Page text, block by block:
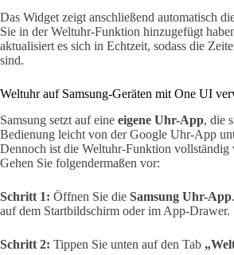
Das Widget zeigt anschließend automatisch
Sie in der Weltuhr-Funktion hinzugefügt
aktualisiert es sich in Echtzeit, sodass die
sind.
Weltuhr auf Samsung-Geräten mit One UI
Samsung setzt auf eine eigene Uhr-App, die
Bedienung leicht von der Google Uhr-App
Dennoch ist die Weltuhr-Funktion vollständig
Gehen Sie folgendermaßen vor:
Schritt 1: Öffnen Sie die Samsung Uhr-App
auf dem Startbildschirm oder im App-Drawer.
Schritt 2: Tippen Sie unten auf den Tab